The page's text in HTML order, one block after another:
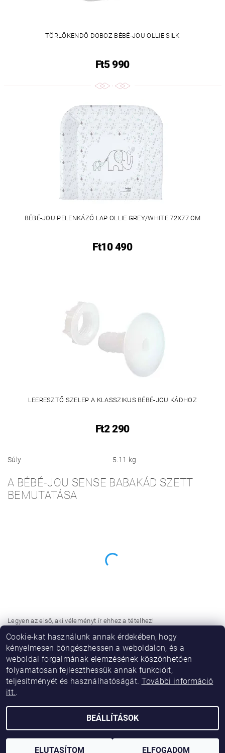
TÖRLŐKENDŐ DOBOZ BÉBÉ-JOU OLLIE SILK
Ft5 990
BÉBÉ-JOU PELENKÁZÓ LAP OLLIE GREY/WHITE 72X77 CM
Ft10 490
LEERESZTŐ SZELEP A KLASSZIKUS BÉBÉ-JOU KÁDHOZ
Ft2 290
Súly 5.11 kg
A BÉBÉ-JOU SENSE BABAKÁD SZETT
BEMUTATÁSA
Legyen az első, aki véleményt ír ehhez a tételhez!
Hozzászólás hozzáadása
2026 © Vikibaby, minden jog fenntartva.
Shoptet készítette
Cookie-kat használunk annak érdekében, hogy
kényelmesen böngészhessen a weboldalon, és a
weboldal forgalmának elemzésének köszönhetően
folyamatosan fejleszthessük annak funkcióit,
teljesítményét és használhatóságát. További információ
itt..
BEÁLLÍTÁSOK
ELUTASÍTOM ELFOGADOM